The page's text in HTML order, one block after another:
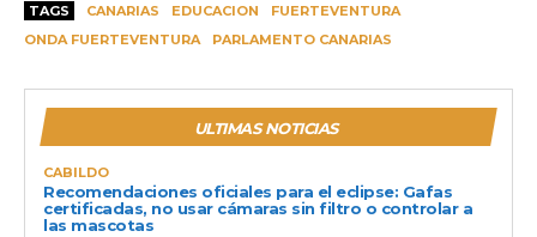
TAGS CANARIAS EDUCACION
FUERTEVENTURA
ONDA FUERTEVENTURA
PARLAMENTO CANARIAS
ULTIMAS NOTICIAS
CABILDO
Recomendaciones oficiales para el eclipse: Gafas
certificadas, no usar cámaras sin filtro o controlar a
las mascotas